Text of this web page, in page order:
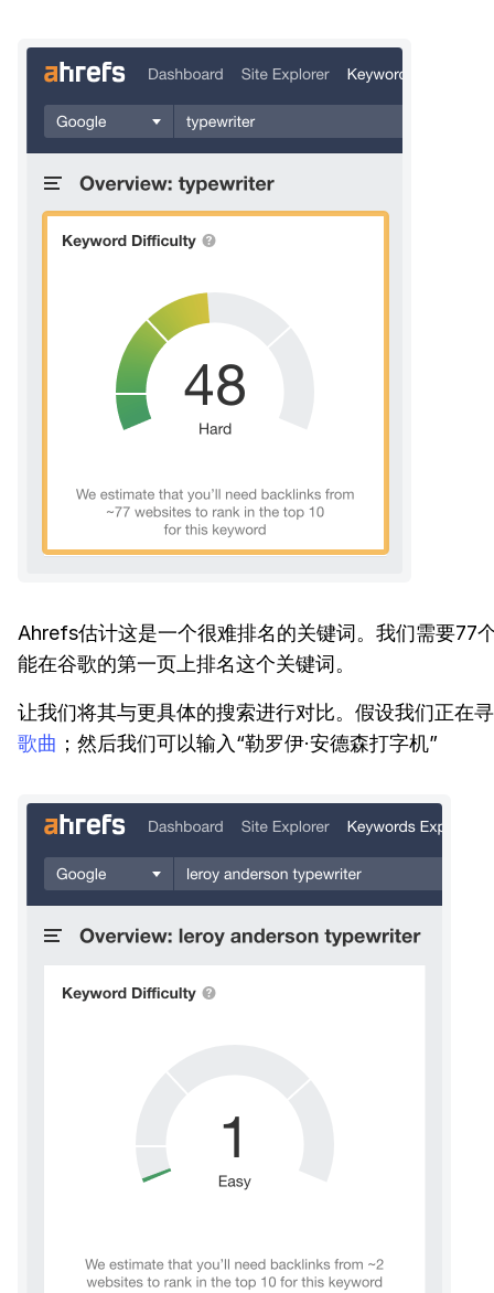
Ahrefs估计这是一个很难排名的关键词。我们需要77
能在谷歌的第一页上排名这个关键词。
让我们将其与更具体的搜索进行对比。假设我们正在
歌曲 ；然后我们可以输入“勒罗伊·安德森打字机”